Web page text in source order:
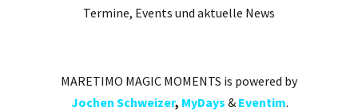
Termine, Events und aktuelle News
MARETIMO MAGIC MOMENTS is powered by
Jochen Schweizer, MyDays & Eventim.